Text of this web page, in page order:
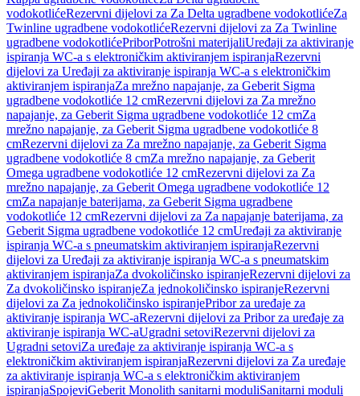
vodokotlićeRezervni dijelovi za Za Delta ugradbene vodokotlićeZa
Twinline ugradbene vodokotlićeRezervni dijelovi za Za Twinline
ugradbene vodokotlićePriborPotrošni materijaliUređaji za aktiviranje
ispiranja WC-a s elektroničkim aktiviranjem ispiranjaRezervni
dijelovi za Uređaji za aktiviranje ispiranja WC-a s elektroničkim
aktiviranjem ispiranjaZa mrežno napajanje, za Geberit Sigma
ugradbene vodokotliće 12 cmRezervni dijelovi za Za mrežno
napajanje, za Geberit Sigma ugradbene vodokotliće 12 cmZa
mrežno napajanje, za Geberit Sigma ugradbene vodokotliće 8
cmRezervni dijelovi za Za mrežno napajanje, za Geberit Sigma
ugradbene vodokotliće 8 cmZa mrežno napajanje, za Geberit
Omega ugradbene vodokotliće 12 cmRezervni dijelovi za Za
mrežno napajanje, za Geberit Omega ugradbene vodokotliće 12
cmZa napajanje baterijama, za Geberit Sigma ugradbene
vodokotliće 12 cmRezervni dijelovi za Za napajanje baterijama, za
Geberit Sigma ugradbene vodokotliće 12 cmUređaji za aktiviranje
ispiranja WC-a s pneumatskim aktiviranjem ispiranjaRezervni
dijelovi za Uređaji za aktiviranje ispiranja WC-a s pneumatskim
aktiviranjem ispiranjaZa dvokoličinsko ispiranjeRezervni dijelovi za
Za dvokoličinsko ispiranjeZa jednokoličinsko ispiranjeRezervni
dijelovi za Za jednokoličinsko ispiranjePribor za uređaje za
aktiviranje ispiranja WC-aRezervni dijelovi za Pribor za uređaje za
aktiviranje ispiranja WC-aUgradni setoviRezervni dijelovi za
Ugradni setoviZa uređaje za aktiviranje ispiranja WC-a s
elektroničkim aktiviranjem ispiranjaRezervni dijelovi za Za uređaje
za aktiviranje ispiranja WC-a s elektroničkim aktiviranjem
ispiranjaSpojeviGeberit Monolith sanitarni moduliSanitarni moduli